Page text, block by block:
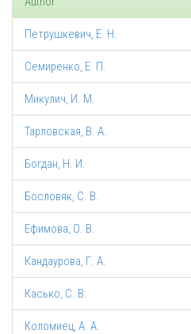
Петрушкевич, Е. Н.
Семиренко, Е. П.
Микулич, И. М.
Тарловская, В. А.
Богдан, Н. И.
Бословяк, С. В.
Ефимова, О. В.
Кандаурова, Г. А.
Касько, С. В.
Коломиец, А. А.